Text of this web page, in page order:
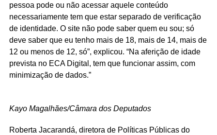
pessoa pode ou não acessar aquele conteúdo
necessariamente tem que estar separado de verificação
de identidade. O site não pode saber quem eu sou; só
deve saber que eu tenho mais de 18, mais de 14, mais de
12 ou menos de 12, só”, explicou. “Na aferição de idade
prevista no ECA Digital, tem que funcionar assim, com
minimização de dados.”
Kayo Magalhães/Câmara dos Deputados
Roberta Jacarandá, diretora de Políticas Públicas do